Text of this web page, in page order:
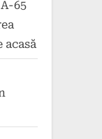
65
acasă